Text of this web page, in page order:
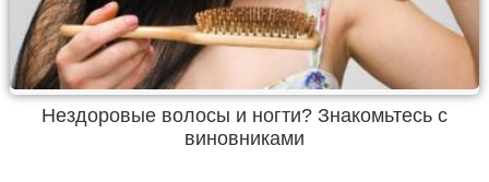
Нездоровые волосы и ногти? Знакомьтесь с
виновниками